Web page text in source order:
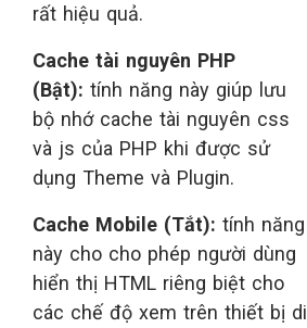
rất hiệu quả.
Cache tài nguyên PHP
(Bật): tính năng này giúp lưu
bộ nhớ cache tài nguyên css
và js của PHP khi được sử
dụng Theme và Plugin.
Cache Mobile (Tắt): tính năng
này cho cho phép người dùng
hiển thị HTML riêng biệt cho
các chế độ xem trên thiết bị di